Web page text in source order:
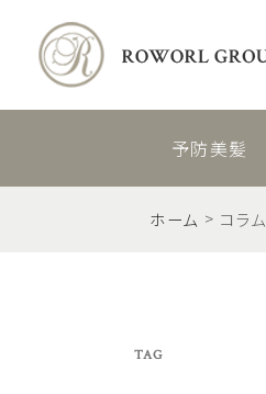
予防美髪
ホーム コラム
TAG